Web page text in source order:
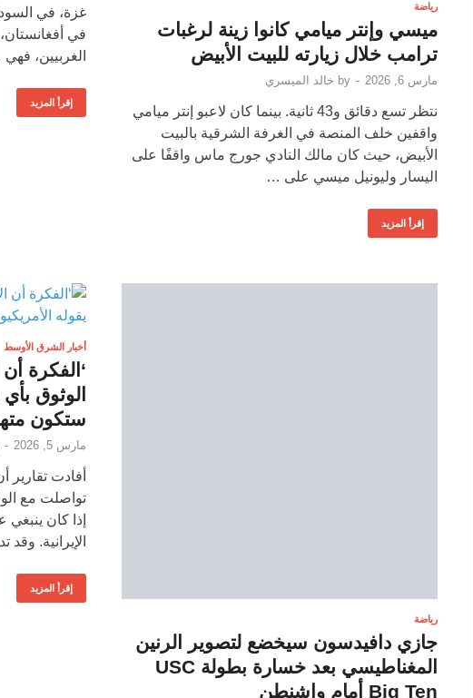
رياضة
ميسي وإنتر ميامي كانوا زينة لرغبات
ترامب خلال زيارته للبيت الأبيض
مارس 6, 2026 -
by خالد الميسري
نتظر تسع دقائق و43 ثانية. بينما كان لاعبو إنتر ميامي
واقفين خلف المنصة في الغرفة الشرقية بالبيت
الأبيض، حيث كان مالك النادي جورج ماس واقفًا على
اليسار وليونيل ميسي على …
إقرأ المزيد
غزة، في
في
الغربيين،
إقرأ المزيد
رياضة
جازي دافيدسون سيخضع لتصوير الرنين
المغناطيسي بعد خسارة بطولة USC
Big Ten أمام واشنطن
أخبار الشرق الأوسط
‘الفكرة أن
الوثوق
ستكون
مارس 5, 2026 -
أفادت تقارير
تواصلت مع
إذا كان ينبغي
الإيرانية.
إقرأ المزيد